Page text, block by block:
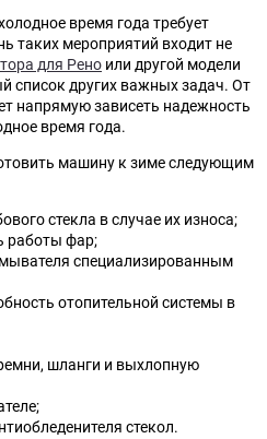
время года требует
таких мероприятий входит не
для Рено или другой модели
список других важных задач. От
напрямую зависеть надежность
время года.
машину к зиме следующим
стекла в случае их износа;
работы фар;
специализированным
отопительной системы в
шланги и выхлопную
стекол.